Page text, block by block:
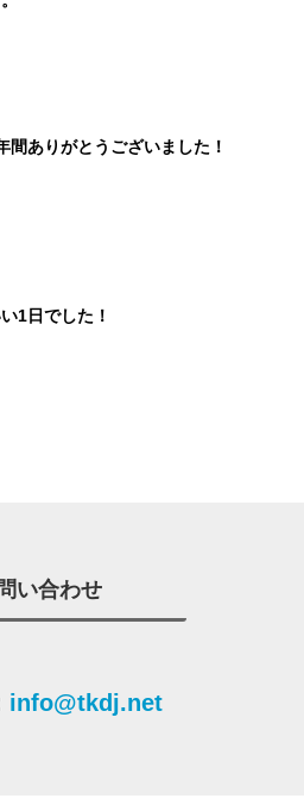
間ありがとうございました！
1日でした！
い合わせ
info@tkdj.net